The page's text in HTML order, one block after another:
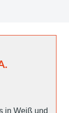
in Weiß und